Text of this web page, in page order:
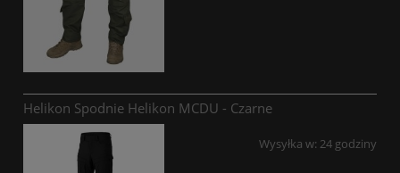
Helikon Spodnie Helikon MCDU - Czarne
Wysyłka w: 24 godziny